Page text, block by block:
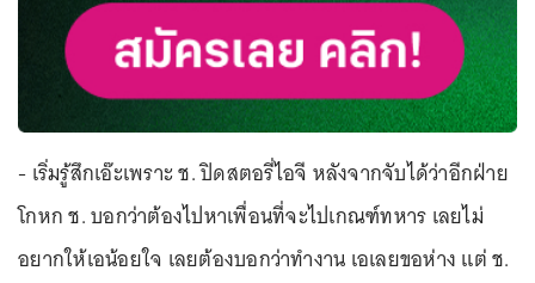
- เริ่มรู้สึกเอ๊ะเพราะ ช. ปิดสตอรี่ไอจี หลังจากจับได้ว่าอีกฝ่าย
โกหก ช. บอกว่าต้องไปหาเพื่อนที่จะไปเกณฑ์ทหาร เลยไม่
อยากให้เอน้อยใจ เลยต้องบอกว่าทำงาน เอเลยขอห่าง แต่ ช.